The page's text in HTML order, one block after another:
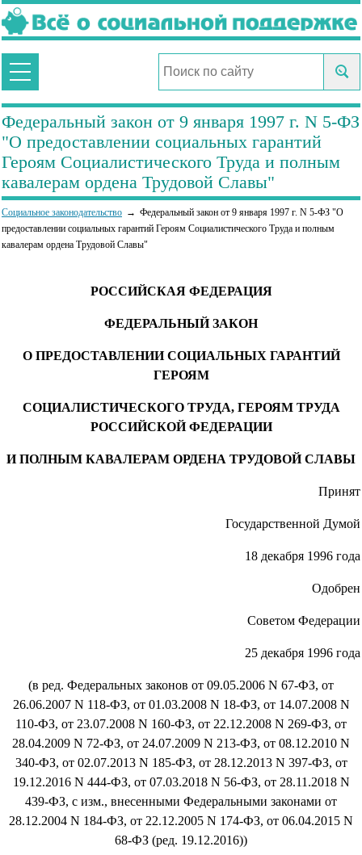
Федеральный закон от 9 января 1997 г. N 5-ФЗ
"О предоставлении социальных гарантий
Героям Социалистического Труда и полным
кавалерам ордена Трудовой Славы"
Социальное законодательство
Федеральный закон от 9 января 1997 г. N 5-ФЗ "О
предоставлении социальных гарантий Героям Социалистического Труда и полным
кавалерам ордена Трудовой Славы"
РОССИЙСКАЯ ФЕДЕРАЦИЯ
ФЕДЕРАЛЬНЫЙ ЗАКОН
О ПРЕДОСТАВЛЕНИИ СОЦИАЛЬНЫХ ГАРАНТИЙ
ГЕРОЯМ
СОЦИАЛИСТИЧЕСКОГО ТРУДА, ГЕРОЯМ ТРУДА
РОССИЙСКОЙ ФЕДЕРАЦИИ
И ПОЛНЫМ КАВАЛЕРАМ ОРДЕНА ТРУДОВОЙ СЛАВЫ
Принят
Государственной Думой
18 декабря 1996 года
Одобрен
Советом Федерации
25 декабря 1996 года
(в ред. Федеральных законов от 09.05.2006 N 67-ФЗ, от
26.06.2007 N 118-ФЗ, от 01.03.2008 N 18-ФЗ, от 14.07.2008 N
110-ФЗ, от 23.07.2008 N 160-ФЗ, от 22.12.2008 N 269-ФЗ, от
28.04.2009 N 72-ФЗ, от 24.07.2009 N 213-ФЗ, от 08.12.2010 N
340-ФЗ, от 02.07.2013 N 185-ФЗ, от 28.12.2013 N 397-ФЗ, от
19.12.2016 N 444-ФЗ, от 07.03.2018 N 56-ФЗ, от 28.11.2018 N
439-ФЗ, с изм., внесенными Федеральными законами от
28.12.2004 N 184-ФЗ, от 22.12.2005 N 174-ФЗ, от 06.04.2015 N
68-ФЗ (ред. 19.12.2016))